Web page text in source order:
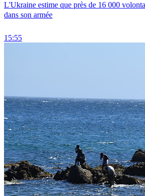
L'Ukraine estime que près de 16 000
dans son armée
15:55